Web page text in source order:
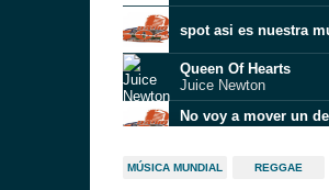
spot asi es nuestra
Queen Of Hearts
Juice Newton
No voy a mover un
Perdóname
MÚSICA MUNDIAL REGGAE